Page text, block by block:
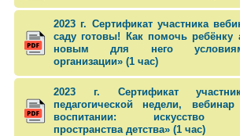
2023 г. Сертификат участника
саду готовы! Как помочь ребёнку
новым для него
организации» (1 час)
2023 г. Сертификат
педагогической недели,
воспитании: искусство
пространства детства» (1 час)